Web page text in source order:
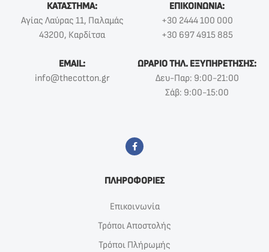
ΚΑΤΑΣΤΗΜΑ:
Αγίας Λαύρας 11, Παλαμάς
43200, Καρδίτσα
ΕΠΙΚΟΙΝΩΝΙΑ:
+30 2444 100 000
+30 697 4915 885
EMAIL:
info@thecotton.gr
ΩΡΑΡΙΟ ΤΗΛ. ΕΞΥΠΗΡΕΤΗΣΗΣ:
Δευ-Παρ: 9:00-21:00
Σάβ: 9:00-15:00
ΠΛΗΡΟΦΟΡΙΕΣ
Επικοινωνία
Τρόποι Αποστολής
Τρόποι Πλήρωμής